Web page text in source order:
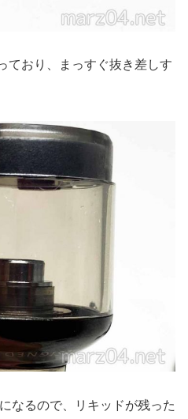
ており、まっすぐ抜き差しす
なるので、リキッドが残った